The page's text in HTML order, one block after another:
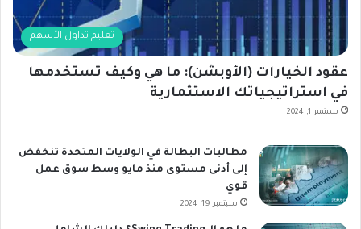
تعليم تداول الأسهم
عقود الخيارات (الأوبشن): ما هي وكيف تستخدمها
في استراتيجياتك الاستثمارية
سبتمبر 1, 2024
مطالبات البطالة في الولايات المتحدة تنخفض
إلى أدنى مستوى منذ مايو وسط سوق عمل
قوي
سبتمبر 19, 2024